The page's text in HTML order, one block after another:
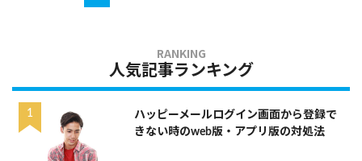
人気記事ランキング
ハッピーメールログイン画面から登録で
きない時のweb版・アプリ版の対処法